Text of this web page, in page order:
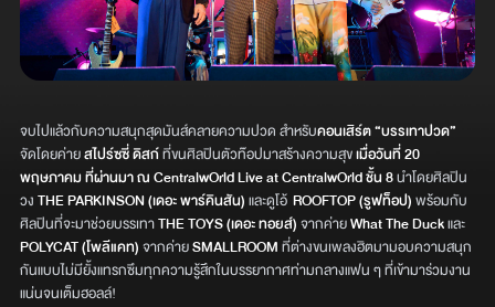
จบไปแล้วกับความสนุกสุดมันส์คลายความปวด สำหรับคอนเสิร์ต “บรรเทาปวด”
จัดโดยค่ายสไปร์ซซี่ ดิสก์ที่ขนศิลปินตัวท๊อปมาสร้างความสุขเมื่อวันที่ 20
พฤษภาคม ที่ผ่านมา ณ CentralwOrld Live at CentralwOrld ชั้น 8นำโดยศิลปิน
วงTHE PARKINSON(เดอะ พาร์คินสัน)และดูโอ้ ROOFTOP (รูฟท็อป)พร้อมกับ
ศิลปินที่จะมาช่วยบรรเทาTHE TOYS(เดอะ ทอยส์)จากค่ายWhat The Duckและ
POLYCAT (โพลีแคท)จากค่ายSMALLROOMที่ต่างขนเพลงฮิตมามอบความสนุก
กันแบบไม่มียั้งแทรกซึมทุกความรู้สึกในบรรยากาศท่ามกลางแฟน ๆ ที่เข้ามาร่วมงาน
แน่นจนเต็มฮอลล์!